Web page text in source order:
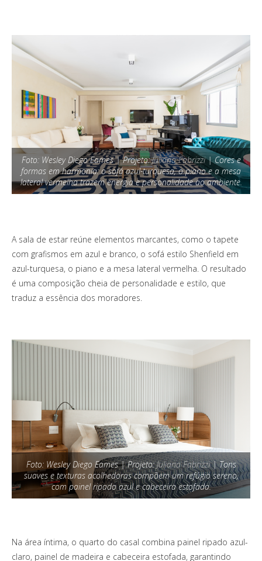
Foto: Wesley Diego Eames | Projeto:Juliana Fabrizzi| Cores e
formas em harmonia: o sofá azul-turquesa, o piano e a mesa
lateral vermelha trazem energia e personalidade ao ambiente.
A sala de estar reúne elementos marcantes, como o tapete
com grafismos em azul e branco, o sofá estilo Shenfield em
azul-turquesa, o piano e a mesa lateral vermelha. O resultado
é uma composição cheia de personalidade e estilo, que
traduz a essência dos moradores.
Foto: Wesley Diego Eames | Projeto:Juliana Fabrizzi| Tons
suaves e texturas acolhedoras compõem um refúgio sereno,
com painel ripado azul e cabeceira estofada.
Na área íntima, o quarto do casal combina painel ripado azul-
claro, painel de madeira e cabeceira estofada, garantindo